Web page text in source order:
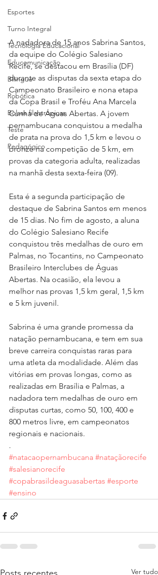
Esportes
Turno Integral
Tecnologia Educacional
Educomunicação
Bilíngue
Robótica
Bolsas filantrópicas
Teste
Pedagógico
A nadadora de 15 anos Sabrina Santos,
da equipe do Colégio Salesiano
Recife, se destacou em Brasília (DF)
durante as disputas da sexta etapa do
Campeonato Brasileiro e nona etapa
da Copa Brasil e Troféu Ana Marcela
Cunha de Águas Abertas. A jovem
pernambucana conquistou a medalha
de prata na prova do 1,5 km e levou o
bronze na competição de 5 km, em
provas da categoria adulta, realizadas
na manhã desta sexta-feira (09).
Esta é a segunda participação de
destaque de Sabrina Santos em menos
de 15 dias. No fim de agosto, a aluna
do Colégio Salesiano Recife
conquistou três medalhas de ouro em
Palmas, no Tocantins, no Campeonato
Brasileiro Interclubes de Águas
Abertas. Na ocasião, ela levou a
melhor nas provas 1,5 km geral, 1,5 km
e 5 km juvenil.
Sabrina é uma grande promessa da
natação pernambucana, e tem em sua
breve carreira conquistas raras para
uma atleta da modalidade. Além das
vitórias em provas longas, como as
realizadas em Brasília e Palmas, a
nadadora tem medalhas de ouro em
disputas curtas, como 50, 100, 400 e
800 metros livre, em campeonatos
regionais e nacionais.
.
#natacaopernambucana #nataçãorecife
#salesianorecife
#copabrasildeaguasabertas #esporte
#ensino
Ver tudo